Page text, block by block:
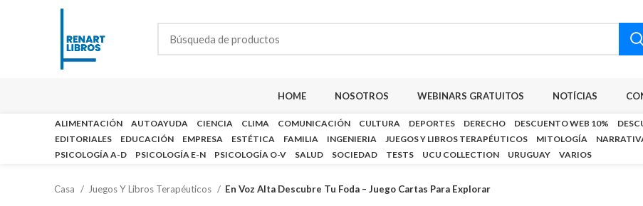
HOME NOSOTROS WEBINARS GRATUITOS NOTÍCIAS
ALIMENTACIÓN AUTOAYUDA CIENCIA CLIMA COMUNICACIÓN CULTURA DEPORTES DERECHO DESCUENTO WEB 10%
EDITORIALES
EDUCACIÓN EMPRESA ESTÉTICA FAMILIA INGENIERIA JUEGOS Y LIBROS TERAPÉUTICOS MITOLOGÍA
PSICOLOGÍA A-D
PSICOLOGÍA E-N PSICOLOGÍA O-V SALUD SOCIEDAD TESTS UCU COLLECTION URUGUAY VARIOS
Casa Juegos Y Libros Terapéuticos En Voz Alta Descubre Tu Foda – Juego Cartas Para Explorar